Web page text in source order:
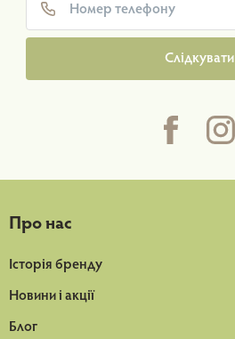
Слідкувати
Про нас
Історія бренду
Новини і акції
Блог